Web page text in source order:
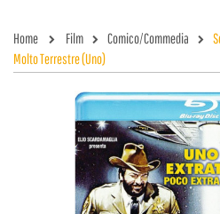
Home Film Comico/Commedia
Molto Terrestre (Uno)